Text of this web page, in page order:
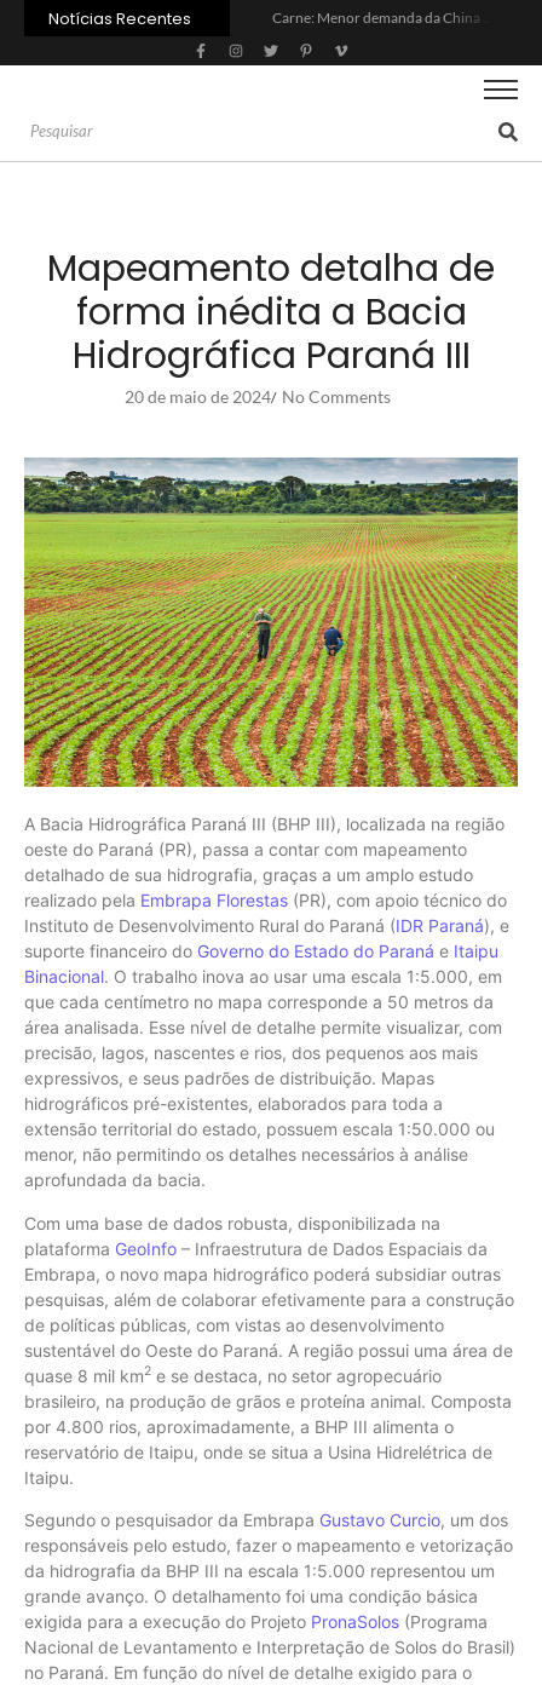
Notícias Recentes
Inadimplência no crédito rural deve seguir elevada até 2027
Lula sanciona MP do Frete e agro teme alta dos custos logísticos
Brasil tem 2º maior juro real do mundo
Mapeamento detalha de
forma inédita a Bacia
Hidrográfica Paraná III
20 de maio de 2024/ No Comments
A Bacia Hidrográfica Paraná III (BHP III), localizada na região
oeste do Paraná (PR), passa a contar com mapeamento
detalhado de sua hidrografia, graças a um amplo estudo
realizado pela Embrapa Florestas (PR), com apoio técnico do
Instituto de Desenvolvimento Rural do Paraná (IDR Paraná), e
suporte financeiro do Governo do Estado do Paraná e Itaipu
Binacional. O trabalho inova ao usar uma escala 1:5.000, em
que cada centímetro no mapa corresponde a 50 metros da
área analisada. Esse nível de detalhe permite visualizar, com
precisão, lagos, nascentes e rios, dos pequenos aos mais
expressivos, e seus padrões de distribuição. Mapas
hidrográficos pré-existentes, elaborados para toda a
extensão territorial do estado, possuem escala 1:50.000 ou
menor, não permitindo os detalhes necessários à análise
aprofundada da bacia.
Com uma base de dados robusta, disponibilizada na
plataforma GeoInfo – Infraestrutura de Dados Espaciais da
Embrapa, o novo mapa hidrográfico poderá subsidiar outras
pesquisas, além de colaborar efetivamente para a construção
de políticas públicas, com vistas ao desenvolvimento
sustentável do Oeste do Paraná. A região possui uma área de
quase 8 mil km2 e se destaca, no setor agropecuário
brasileiro, na produção de grãos e proteína animal. Composta
por 4.800 rios, aproximadamente, a BHP III alimenta o
reservatório de Itaipu, onde se situa a Usina Hidrelétrica de
Itaipu.
Segundo o pesquisador da Embrapa Gustavo Curcio, um dos
responsáveis pelo estudo, fazer o mapeamento e vetorização
da hidrografia da BHP III na escala 1:5.000 representou um
grande avanço. O detalhamento foi uma condição básica
exigida para a execução do Projeto PronaSolos (Programa
Nacional de Levantamento e Interpretação de Solos do Brasil)
no Paraná. Em função do nível de detalhe exigido para o